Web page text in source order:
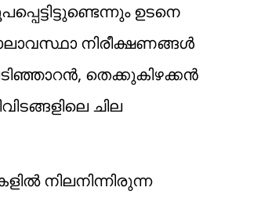
ഉടനെ
നിരീക്ഷണങ്ങൾ
തെക്കുകിഴക്കൻ
ചില
നിലനിന്നിരുന്ന